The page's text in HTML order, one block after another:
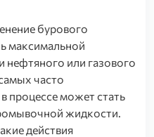
бурового
максимальной
или газового
часто
процессе может стать
жидкости.
действия